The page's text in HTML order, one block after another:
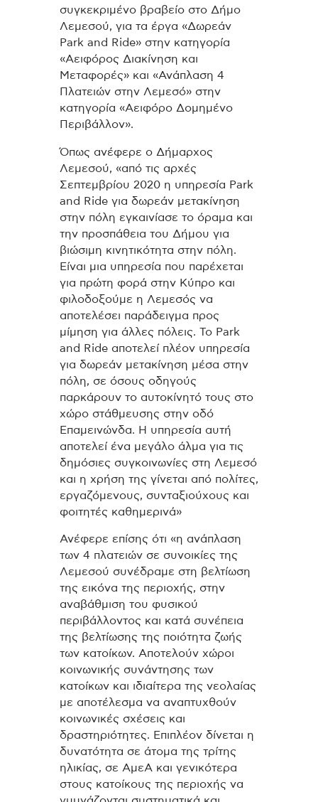
συγκεκριμένο βραβείο στο Δήμο
Λεμεσού, για τα έργα «Δωρεάν
Park and Ride» στην κατηγορία
«Αειφόρος Διακίνηση και
Μεταφορές» και «Ανάπλαση 4
Πλατειών στην Λεμεσό» στην
κατηγορία «Αειφόρο Δομημένο
Περιβάλλον».
Όπως ανέφερε ο Δήμαρχος
Λεμεσού, «από τις αρχές
Σεπτεμβρίου 2020 η υπηρεσία Park
and Ride για δωρεάν μετακίνηση
στην πόλη εγκαινίασε το όραμα και
την προσπάθεια του Δήμου για
βιώσιμη κινητικότητα στην πόλη.
Είναι μια υπηρεσία που παρέχεται
για πρώτη φορά στην Κύπρο και
φιλοδοξούμε η Λεμεσός να
αποτελέσει παράδειγμα προς
μίμηση για άλλες πόλεις. Το Park
and Ride αποτελεί πλέον υπηρεσία
για δωρεάν μετακίνηση μέσα στην
πόλη, σε όσους οδηγούς
παρκάρουν το αυτοκίνητό τους στο
χώρο στάθμευσης στην οδό
Επαμεινώνδα. Η υπηρεσία αυτή
αποτελεί ένα μεγάλο άλμα για τις
δημόσιες συγκοινωνίες στη Λεμεσό
και η χρήση της γίνεται από πολίτες,
εργαζόμενους, συνταξιούχους και
φοιτητές καθημερινά»
Ανέφερε επίσης ότι «η ανάπλαση
των 4 πλατειών σε συνοικίες της
Λεμεσού συνέδραμε στη βελτίωση
της εικόνα της περιοχής, στην
αναβάθμιση του φυσικού
περιβάλλοντος και κατά συνέπεια
της βελτίωσης της ποιότητα ζωής
των κατοίκων. Αποτελούν χώροι
κοινωνικής συνάντησης των
κατοίκων και ιδιαίτερα της νεολαίας
με αποτέλεσμα να αναπτυχθούν
κοινωνικές σχέσεις και
δραστηριότητες. Επιπλέον δίνεται η
δυνατότητα σε άτομα της τρίτης
ηλικίας, σε ΑμεΑ και γενικότερα
στους κατοίκους της περιοχής να